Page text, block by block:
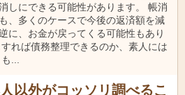
しにできる可能性があります。 帳消
、多くのケースで今後の返済額を減
に、お金が戻ってくる可能性もあり
れば債務整理できるのか、素人には
...
以外がコッソリ調べるこ